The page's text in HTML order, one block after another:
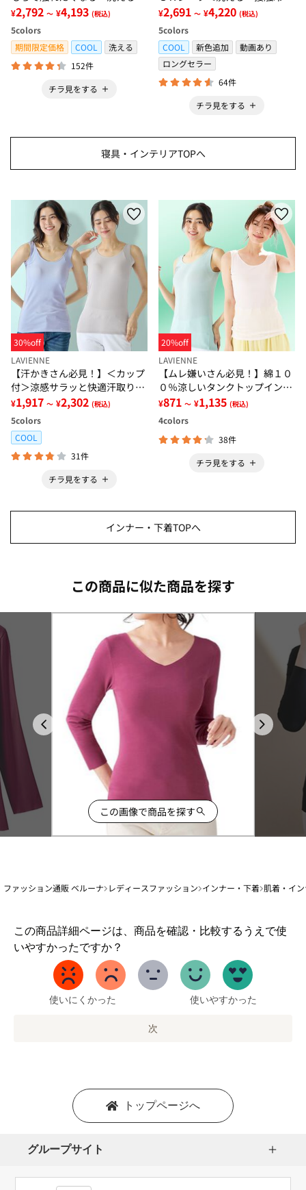
グ＜低反発・滑りにくい・接触
冷感・防ダニ・カーペット＞
¥2,792 ～ ¥4,193 (税込)
5colors
期間限定価格
COOL
洗える
152件
チラ見をする
感・抗菌防臭・時短・家事楽・
ボックスシーツ・寝苦しさ対策
＞
¥2,691 ～ ¥4,220 (税込)
5colors
COOL
新色追加
動画あり
ロングセラー
64件
チラ見をする
寝具・インテリアTOPへ
30%off
LAVIENNE
【汗かきさん必見！】＜カップ
付＞涼感サラッと快適汗取りタ
ンクトップインナー＜さらりラ
ボ＞
¥1,917 ～ ¥2,302 (税込)
5colors
COOL
31件
チラ見をする
20%off
LAVIENNE
【ムレ嫌いさん必見！】綿１０
０％涼しいタンクトップインナ
ー＜さらりラボ＞
¥871 ～ ¥1,135 (税込)
4colors
38件
チラ見をする
インナー・下着TOPへ
この商品に似た商品を探す
この画像で商品を探す
ファッション通販 ベルーナ レディースファッション インナー・下着 肌着・イ
この商品詳細ページは、商品を確認・比較するうえで使
いやすかったですか？
1
か
使いにくかった 使いやすかった
次
トップページへ
グループサイト